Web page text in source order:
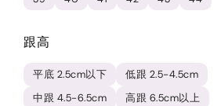
跟高
平底 2.5cm以下
低跟 2.5-4.5cm
中跟 4.5-6.5cm
高跟 6.5cm以上